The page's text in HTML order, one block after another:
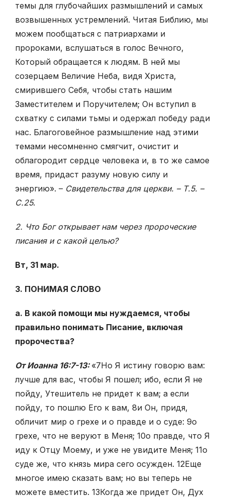
темы для глубочайших размышлений и самых
возвышенных устремлений. Читая Библию, мы
можем пообщаться с патриархами и
пророками, вслушаться в голос Вечного,
Который обращается к людям. В ней мы
созерцаем Величие Неба, видя Христа,
смирившего Себя, чтобы стать нашим
Заместителем и Поручителем; Он вступил в
схватку с силами тьмы и одержал победу ради
нас. Благоговейное размышление над этими
темами несомненно смягчит, очистит и
облагородит сердце человека и, в то же самое
время, придаст разуму новую силу и
энергию». – Свидетельства для церкви. – Т.5. –
С.25.
2. Что Бог открывает нам через пророческие
писания и с какой целью?
Вт, 31 мар.
3. ПОНИМАЯ СЛОВО
а. В какой помощи мы нуждаемся, чтобы
правильно понимать Писание, включая
пророчества?
От Иоанна 16:7-13:«7Но Я истину говорю вам:
лучше для вас, чтобы Я пошел; ибо, если Я не
пойду, Утешитель не придет к вам; а если
пойду, то пошлю Его к вам, 8и Он, придя,
обличит мир о грехе и о правде и о суде: 9о
грехе, что не веруют в Меня; 10о правде, что Я
иду к Отцу Моему, и уже не увидите Меня; 11о
суде же, что князь мира сего осужден. 12Еще
многое имею сказать вам; но вы теперь не
можете вместить. 13Когда же придет Он, Дух